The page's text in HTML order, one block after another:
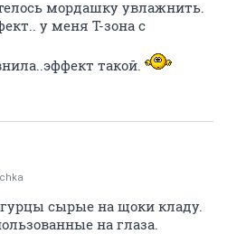
мордашку увлажнить.
у меня Т-зона с
такой.
сырые на щоки кладу.
на глаза.